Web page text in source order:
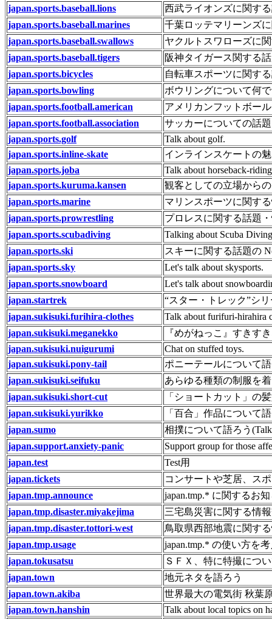
japan.sports.baseball.lions
西武ライオンズに関す
japan.sports.baseball.marines
千葉ロッテマリーンズ
japan.sports.baseball.swallows
ヤクルトスワローズに
japan.sports.baseball.tigers
阪神タイガース関する
japan.sports.bicycles
自転車スポーツに関す
japan.sports.bowling
ボウリングについて何
japan.sports.football.american
アメリカンフットボー
japan.sports.football.association
サッカーについての話
japan.sports.golf
Talk about golf.
japan.sports.inline-skate
インラインスケートの
japan.sports.joba
Talk about horseback-
japan.sports.kuruma.kansen
観客としての立場から
japan.sports.marine
マリンスポーツに関す
japan.sports.prowrestling
プロレスに関する話題
japan.sports.scubadiving
Talking about Scuba
japan.sports.ski
スキーに関する話題の
japan.sports.sky
Let's talk about skysports.
japan.sports.snowboard
Let's talk about
japan.startrek
“スター・トレック”シ
japan.sukisuki.furihira-clothes
Talk about furifuri-hirahira
japan.sukisuki.meganekko
『めがねっこ』すきす
japan.sukisuki.nuigurumi
Chat on stuffed toys.
japan.sukisuki.pony-tail
ポニーテールについて
japan.sukisuki.seifuku
あらゆる種類の制服を
japan.sukisuki.short-cut
「ショートカット」の
japan.sukisuki.yurikko
「百合」作品について
japan.sumo
相撲について語ろう
japan.support.anxiety-panic
Support group for those
japan.test
Test用
japan.tickets
コンサートや芝居、ス
japan.tmp.announce
japan.tmp.* に関するお
japan.tmp.disaster.miyakejima
三宅島災害に関する情
japan.tmp.disaster.tottori-west
鳥取県西部地震に関す
japan.tmp.usage
japan.tmp.* の使い方を
japan.tokusatsu
ＳＦＸ、特に特撮につ
japan.town
地元ネタを語ろう
japan.town.akiba
世界最大の電気街 秋葉
japan.town.hanshin
Talk about local topics on